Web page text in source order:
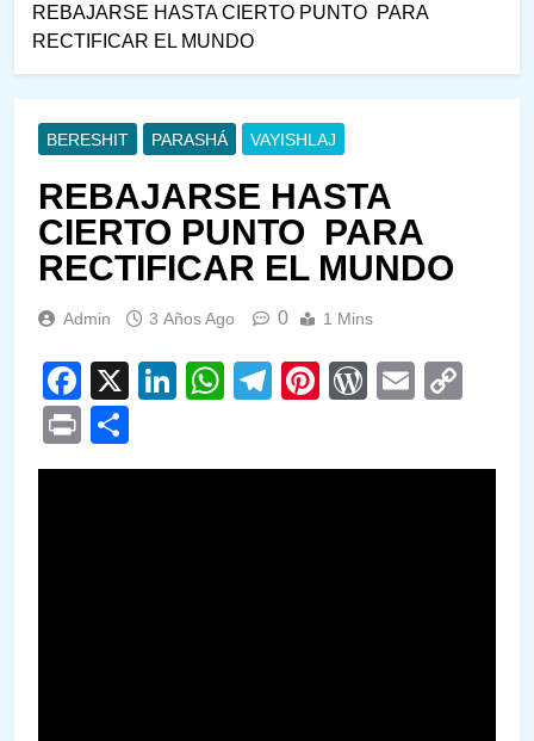
REBAJARSE HASTA CIERTO PUNTO PARA
RECTIFICAR EL MUNDO
BERESHIT PARASHÁ VAYISHLAJ
REBAJARSE HASTA
CIERTO PUNTO PARA
RECTIFICAR EL MUNDO
Admin 3 Años Ago 0 1 Mins
Facebook
X LinkedIn
WhatsApp
Telegram
PinterestEmail
Print